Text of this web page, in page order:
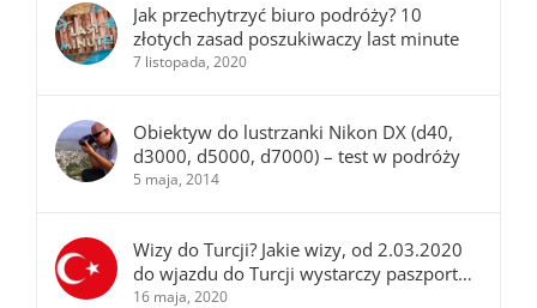
Jak przechytrzyć biuro podróży? 10
złotych zasad poszukiwaczy last minute
7 listopada, 2020
Obiektyw do lustrzanki Nikon DX (d40,
d3000, d5000, d7000) – test w podróży
5 maja, 2014
Wizy do Turcji? Jakie wizy, od 2.03.2020
do wjazdu do Turcji wystarczy paszport…
16 maja, 2020